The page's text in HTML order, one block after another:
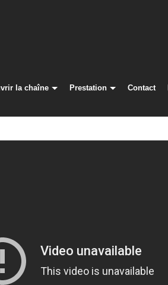
la chaîne Prestation Contact